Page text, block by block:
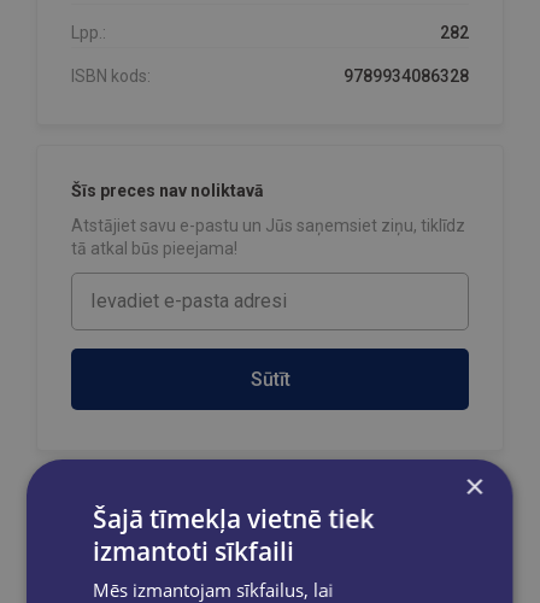
Lpp.: 282
ISBN kods: 9789934086328
Šīs preces nav noliktavā
Atstājiet savu e-pastu un Jūs saņemsiet ziņu, tiklīdz
tā atkal būs pieejama!
Sūtīt
Reģistrējies un saņem 10% atlaidi pilnas
cenas precēm.
Apmaksātie pasūtījumi tiekapstrādāti un
×
Šajā tīmekļa vietnē tiek
izmantoti sīkfaili
Mēs izmantojam sīkfailus, lai